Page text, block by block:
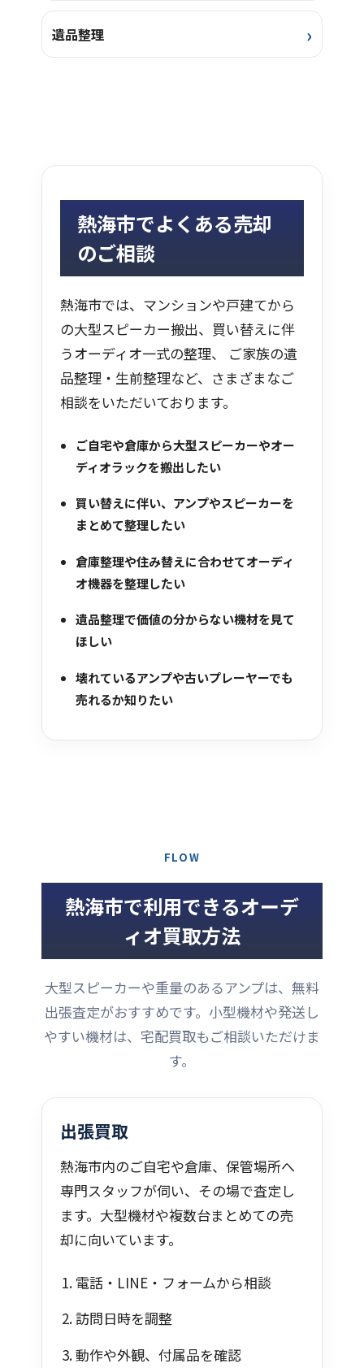
遺品整理
熱海市でよくある売却
のご相談
熱海市では、マンションや戸建てから
の大型スピーカー搬出、買い替えに伴
うオーディオ一式の整理、 ご家族の遺
品整理・生前整理など、さまざまなご
相談をいただいております。
ご自宅や倉庫から大型スピーカーやオー
ディオラックを搬出したい
買い替えに伴い、アンプやスピーカーを
まとめて整理したい
倉庫整理や住み替えに合わせてオーディ
オ機器を整理したい
遺品整理で価値の分からない機材を見て
ほしい
壊れているアンプや古いプレーヤーでも
売れるか知りたい
FLOW
熱海市で利用できるオーデ
ィオ買取方法
大型スピーカーや重量のあるアンプは、無料
出張査定がおすすめです。小型機材や発送し
やすい機材は、宅配買取もご相談いただけま
す。
出張買取
熱海市内のご自宅や倉庫、保管場所へ
専門スタッフが伺い、その場で査定し
ます。大型機材や複数台まとめての売
却に向いています。
電話・LINE・フォームから相談
訪問日時を調整
動作や外観、付属品を確認